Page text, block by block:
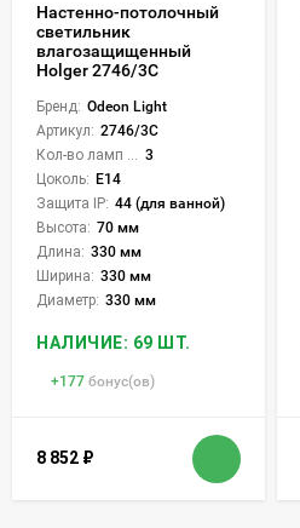
Настенно-потолочный
светильник
влагозащищенный
Holger 2746/3C
Бренд: Odeon Light
Артикул: 2746/3C
3
Цоколь: E14
Защита IP: 44 (для ванной)
Высота: 70 мм
Длина: 330 мм
Ширина: 330 мм
Диаметр: 330 мм
НАЛИЧИЕ: 69 ШТ.
+177 бонус(ов)
8 852 ₽